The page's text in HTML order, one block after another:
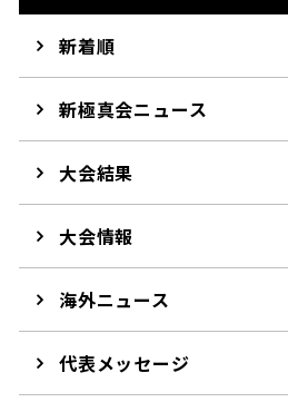
新着順
新極真会ニュース
大会結果
大会情報
海外ニュース
代表メッセージ